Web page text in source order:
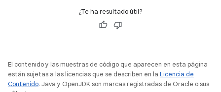
¿Te ha resultado útil?
El contenido y las muestras de código que aparecen en esta página
están sujetas a las licencias que se describen en la Licencia de
Contenido. Java y OpenJDK son marcas registradas de Oracle o sus